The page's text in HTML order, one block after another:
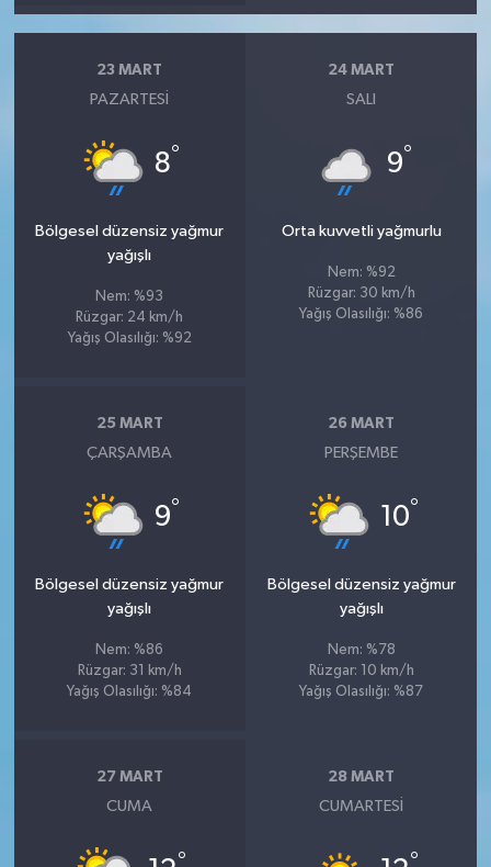
23 MART
PAZARTESI
8°
Bölgesel düzensiz yağmur
yağışlı
Nem: %93
Rüzgar: 24 km/h
Yağış Olasılığı: %92
24 MART
SALI
9°
Orta kuvvetli yağmurlu
Nem: %92
Rüzgar: 30 km/h
Yağış Olasılığı: %86
25 MART
ÇARŞAMBA
9°
Bölgesel düzensiz yağmur
yağışlı
Nem: %86
Rüzgar: 31 km/h
Yağış Olasılığı: %84
26 MART
PERŞEMBE
10°
Bölgesel düzensiz yağmur
yağışlı
Nem: %78
Rüzgar: 10 km/h
Yağış Olasılığı: %87
27 MART
CUMA
°
28 MART
CUMARTESI
°